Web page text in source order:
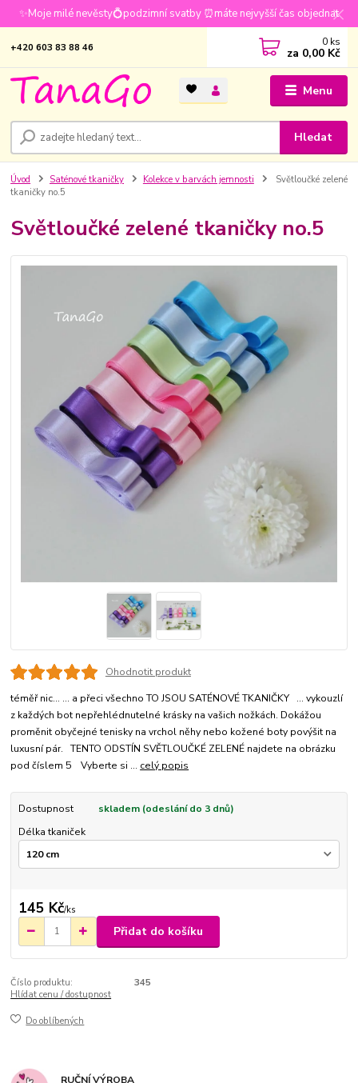
✨Moje milé nevěsty💍podzimní svatby ⏰máte nejvyšší čas objednat
Menu
Hledat
+420 603 83 88 46 0 ks
za 0,00 Kč
Úvod Saténové tkaničky Kolekce v barvách jemnosti
Světloučké zelené
tkaničky no.5
Světloučké zelené tkaničky no.5
Ohodnotit produkt
téměř nic... ... a přeci všechno TO JSOU SATÉNOVÉ TKANIČKY ... vykouzlí
z každých bot nepřehlédnutelné krásky na vašich nožkách. Dokážou
proměnit obyčejné tenisky na vrchol něhy nebo kožené boty povýšit na
luxusní pár. TENTO ODSTÍN SVĚTLOUČKÉ ZELENÉ najdete na obrázku
pod číslem 5 Vyberte si ... celý popis
Dostupnost
skladem (odeslání do 3 dnů)
Délka tkaniček
145 Kč/ks
Přidat do košíku
Číslo produktu:
345
Hlídat cenu / dostupnost
Do oblíbených
RUČNÍ VÝROBA